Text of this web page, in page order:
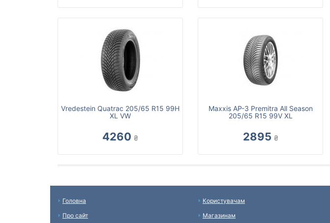
Vredestein Quatrac 205/65 R15 99H
XL VW
4260 ₴
Maxxis AP-3 Premitra All Season
205/65 R15 99V XL
2895 ₴
Головна
Про сайт
Користувачам
Магазинам